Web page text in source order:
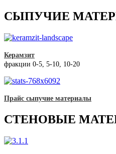
СЫПУЧИЕ
Керамзит
фракции 0-5, 5-10, 10-20
Прайс сыпучие материалы
СТЕНОВЫЕ